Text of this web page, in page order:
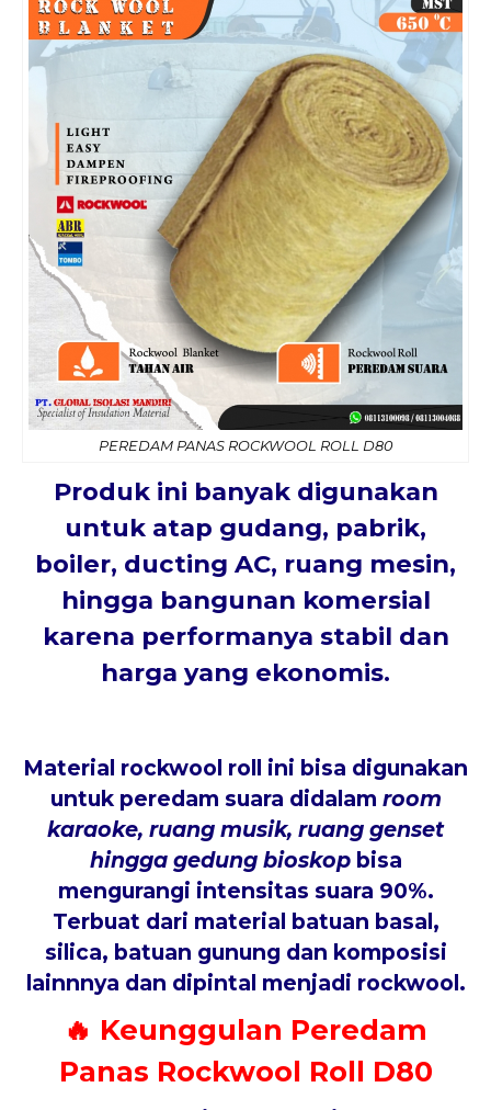
PEREDAM PANAS ROCKWOOL ROLL D80
Produk ini banyak digunakan
untuk atap gudang, pabrik,
boiler, ducting AC, ruang mesin,
hingga bangunan komersial
karena performanya stabil dan
harga yang ekonomis.
Material rockwool roll ini bisa digunakan
untuk peredam suara didalam room
karaoke, ruang musik, ruang genset
hingga gedung bioskop bisa
mengurangi intensitas suara 90%.
Terbuat dari material batuan basal,
silica, batuan gunung dan komposisi
lainnnya dan dipintal menjadi rockwool.
🔥 Keunggulan Peredam
Panas Rockwool Roll D80